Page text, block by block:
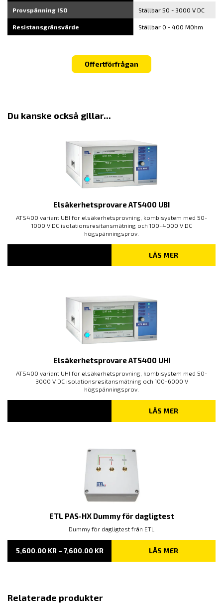
Provspänning ISO Ställbar 50 - 3000 V DC
Resistansgränsvärde Ställbar 0 - 400 MOhm
Offertförfrågan
Du kanske också gillar...
Elsäkerhetsprovare ATS400 UBI
ATS400 variant UBI för elsäkerhetsprovning, kombisystem med 50-
1000 V DC isolationsresitansmätning och 100-4000 V DC
högspänningsprov.
LÄS MER
Elsäkerhetsprovare ATS400 UHI
ATS400 variant UHI för elsäkerhetsprovning, kombisystem med 50-
3000 V DC isolationsresitansmätning och 100-6000 V
högspänningsprov.
LÄS MER
ETL PAS-HX Dummy för dagligtest
Dummy för dagligtest från ETL
5,600.00 KR – 7,600.00 KRPRISINTERVALL:
TILL
LÄS MER
Relaterade produkter